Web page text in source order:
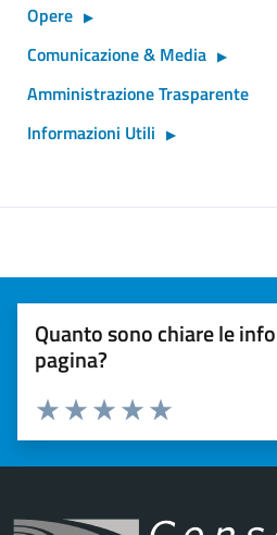
Opere
Comunicazione & Media
Amministrazione Trasparente
Informazioni Utili
Quanto sono chiare le
pagina?
Valuta 5 stelle
Valuta 4 stelle su 5
Valuta 3 stelle su 5
Valuta 2 stelle su 5
Valuta 1 stelle su 5